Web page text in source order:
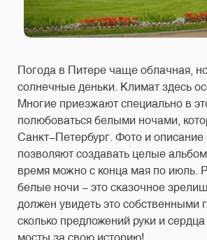
Погода в Питере чаще облачная,
солнечные деньки. Климат здесь
Многие приезжают специально в
полюбоваться белыми ночами,
Санкт-Петербург. Фото и описание
позволяют создавать целые
время можно с конца мая по июль.
белые ночи - это сказочное
должен увидеть это собственными
сколько предложений руки и